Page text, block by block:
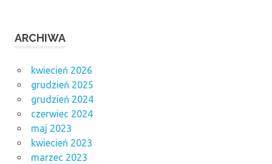
ARCHIWA
kwiecień 2026
grudzień 2025
grudzień 2024
czerwiec 2024
maj 2023
kwiecień 2023
marzec 2023